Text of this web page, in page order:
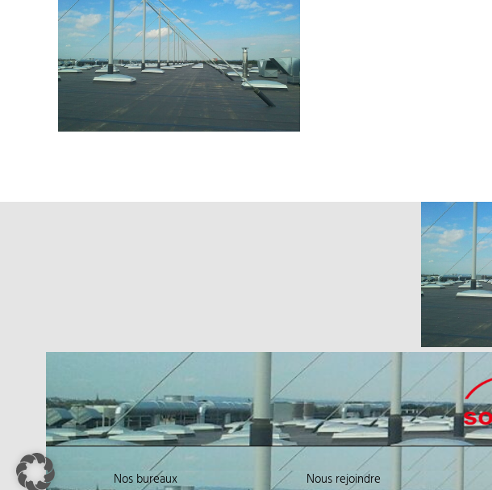
Nos bureaux Nous rejoindre